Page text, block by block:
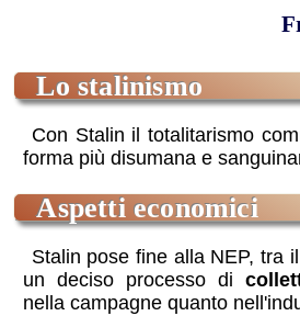
lo stalinismo
Con Stalin il totalitarismo
forma più disumana e
aspetti economici
Stalin pose fine alla NEP, tra
un deciso processo di
nella campagne quanto